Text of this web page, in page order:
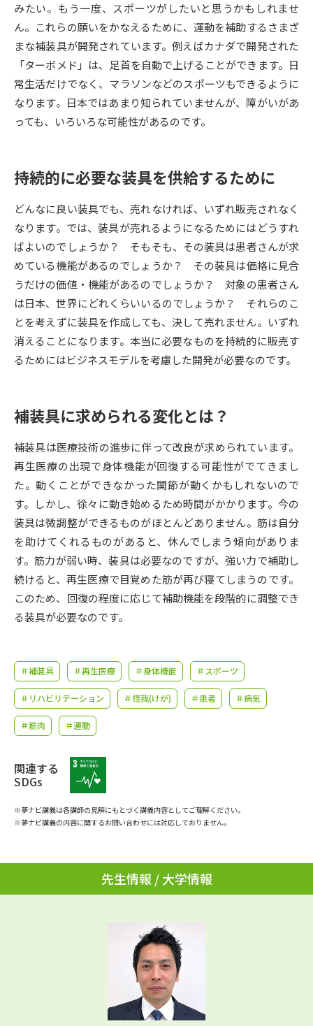
大学で学べる内容や特徴を調べる
新増設大学・学部・学科特集
国際・グローバルに強い大学特
集
データサイエンス特集 奨学金・特待生制度特集
新学年スタート号特集ページ
新学年スタート号特集ページ
SELFBRAND特集ページ
オープンキャンパスなどを調べる
オープンキャンパス検索 実施プログラムから探す
来場型・Web型イベント特集 夢ナビライブ
志望校・出願校を調べる
併願校選び 受験スケジュールを立てよう
先輩が入学を決めた理由 テレメール全国一斉進学調査
新生活お役立ちガイド
学問発見
大学で学びたい学問発見
学問のミニ講義「夢ナビ講義」
資料の料金の
受付内容・発送状況の確認
テレメール進学カタログ
訂正のご案内
みたい。もう一度、スポーツがしたいと思うかもしれませ
ん。これらの願いをかなえるために、運動を補助するさまざ
まな補装具が開発されています。例えばカナダで開発された
「ターボメド」は、足首を自動で上げることができます。日
常生活だけでなく、マラソンなどのスポーツもできるように
なります。日本ではあまり知られていませんが、障がいがあ
っても、いろいろな可能性があるのです。
持続的に必要な装具を供給するために
どんなに良い装具でも、売れなければ、いずれ販売されなく
なります。では、装具が売れるようになるためにはどうすれ
ばよいのでしょうか？ そもそも、その装具は患者さんが求
めている機能があるのでしょうか？ その装具は価格に見合
うだけの価値・機能があるのでしょうか？ 対象の患者さん
は日本、世界にどれくらいいるのでしょうか？ それらのこ
とを考えずに装具を作成しても、決して売れません。いずれ
消えることになります。本当に必要なものを持続的に販売す
るためにはビジネスモデルを考慮した開発が必要なのです。
補装具に求められる変化とは？
補装具は医療技術の進歩に伴って改良が求められています。
再生医療の出現で身体機能が回復する可能性がでてきまし
た。動くことができなかった関節が動くかもしれないので
す。しかし、徐々に動き始めるため時間がかかります。今の
装具は微調整ができるものがほとんどありません。筋は自分
を助けてくれるものがあると、休んでしまう傾向がありま
す。筋力が弱い時、装具は必要なのですが、強い力で補助し
続けると、再生医療で目覚めた筋が再び寝てしまうのです。
このため、回復の程度に応じて補助機能を段階的に調整でき
る装具が必要なのです。
＃補装具 ＃再生医療 ＃身体機能 ＃スポーツ
＃リハビリテーション ＃怪我(けが) ＃患者 ＃病気
＃筋肉 ＃運動
関連する
SDGs
※夢ナビ講義は各講師の見解にもとづく講義内容としてご理解ください。
※夢ナビ講義の内容に関するお問い合わせには対応しておりません。
先生情報 / 大学情報